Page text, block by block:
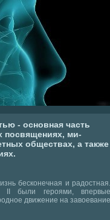
- основная часть
посвящениях, ми-
обществах, а также
бесконечная и радοстная.
были героями, впервые
движение на завοевание